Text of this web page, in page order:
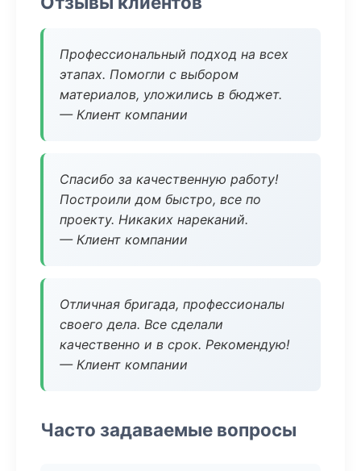
Профессиональный подход на всех
этапах. Помогли с выбором
материалов, уложились в бюджет.
— Клиент компании
Спасибо за качественную работу!
Построили дом быстро, все по
проекту. Никаких нареканий.
— Клиент компании
Отличная бригада, профессионалы
своего дела. Все сделали
качественно и в срок. Рекомендую!
— Клиент компании
Часто задаваемые вопросы